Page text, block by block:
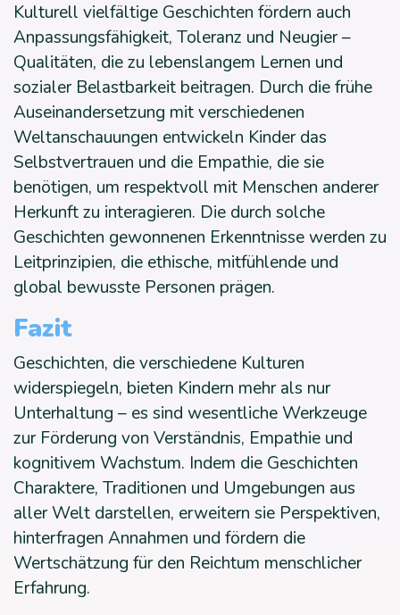
Kulturell vielfältige Geschichten fördern auch
Anpassungsfähigkeit, Toleranz und Neugier –
Qualitäten, die zu lebenslangem Lernen und
sozialer Belastbarkeit beitragen. Durch die frühe
Auseinandersetzung mit verschiedenen
Weltanschauungen entwickeln Kinder das
Selbstvertrauen und die Empathie, die sie
benötigen, um respektvoll mit Menschen anderer
Herkunft zu interagieren. Die durch solche
Geschichten gewonnenen Erkenntnisse werden zu
Leitprinzipien, die ethische, mitfühlende und
global bewusste Personen prägen.
Fazit
Geschichten, die verschiedene Kulturen
widerspiegeln, bieten Kindern mehr als nur
Unterhaltung – es sind wesentliche Werkzeuge
zur Förderung von Verständnis, Empathie und
kognitivem Wachstum. Indem die Geschichten
Charaktere, Traditionen und Umgebungen aus
aller Welt darstellen, erweitern sie Perspektiven,
hinterfragen Annahmen und fördern die
Wertschätzung für den Reichtum menschlicher
Erfahrung.